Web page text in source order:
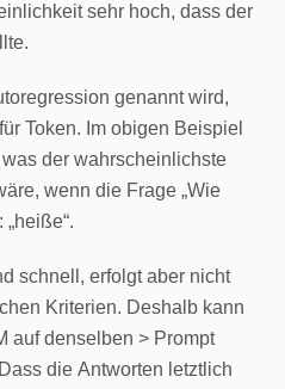
sehr hoch, dass der
genannt wird,
Token. Im obigen Beispiel
der wahrscheinlichste
wenn die Frage „Wie
schnell, erfolgt aber nicht
Kriterien. Deshalb kann
auf denselben > Prompt
die Antworten letztlich